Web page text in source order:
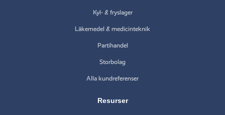
Kyl- & fryslager
Läkemedel & medicinteknik
Partihandel
Storbolag
Alla kundreferenser
Resurser